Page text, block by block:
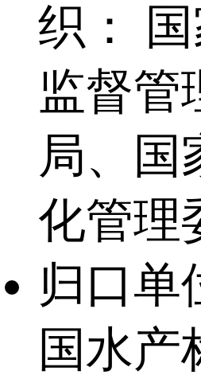
织：
监督管
局、国
化管理
归口单
国水产